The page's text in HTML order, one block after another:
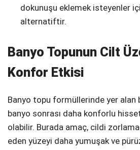
dokunuşu eklemek isteyenler
alternatiftir.
Banyo Topunun Cilt
Konfor Etkisi
Banyo topu formüllerinde yer alan
banyo sonrası daha konforlu
olabilir. Burada amaç, cildi
eden yüzeyi daha yumuşak ve